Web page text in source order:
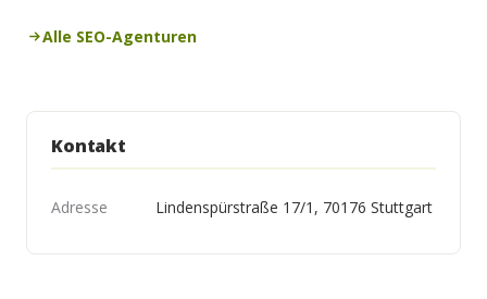
Alle SEO-Agenturen
Kontakt
Adresse Lindenspürstraße 17/1, 70176 Stuttgart